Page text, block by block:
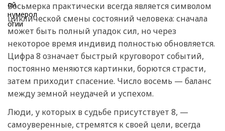
Восьмерка практически всегда является символом
циклической смены состояний человека: сначала
может быть полный упадок сил, но через
некоторое время индивид полностью обновляется.
Цифра 8 означает быстрый круговорот событий,
постоянно меняются картинки, борются страсти,
затем приходит спасение. Число восемь — баланс
между земной неудачей и успехом.
Люди, у которых в судьбе присутствует 8, —
самоуверенные, стремятся к своей цели, всегда